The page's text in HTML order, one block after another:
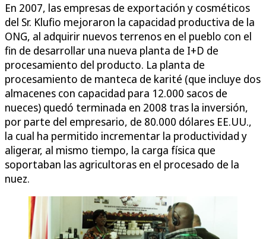
En 2007, las empresas de exportación y cosméticos
del Sr. Klufio mejoraron la capacidad productiva de la
ONG, al adquirir nuevos terrenos en el pueblo con el
fin de desarrollar una nueva planta de I+D de
procesamiento del producto. La planta de
procesamiento de manteca de karité (que incluye dos
almacenes con capacidad para 12.000 sacos de
nueces) quedó terminada en 2008 tras la inversión,
por parte del empresario, de 80.000 dólares EE.UU.,
la cual ha permitido incrementar la productividad y
aligerar, al mismo tiempo, la carga física que
soportaban las agricultoras en el procesado de la
nuez.